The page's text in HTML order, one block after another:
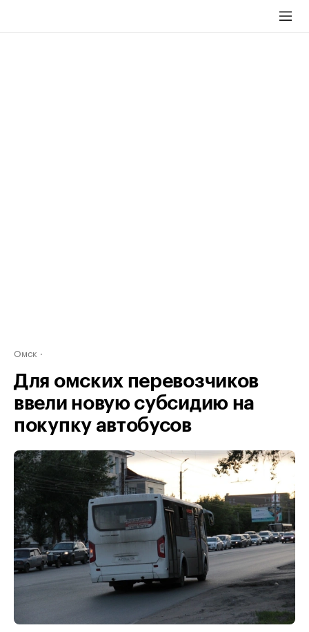
Омск
Для омских перевозчиков
ввели новую субсидию на
покупку автобусов